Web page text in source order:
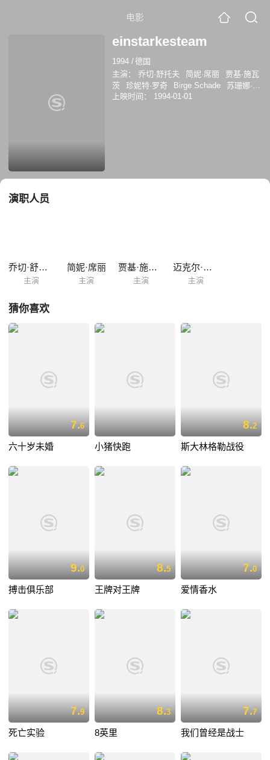
电影
einstarkesteam
1994 / 德国
主演：
乔切·舒托夫 简妮·席丽
贾基·施瓦
茨
珍妮特·罗奇 Birge Schade
苏珊娜·舍
费尔
Christian Schmidt
上映时间： 1994-01-01
演职人员
乔切·舒托夫
主演
简妮·席丽
主演
贾基·施瓦茨
主演
迈克尔·罗尔
主演
猜你喜欢
7.6
六十岁未婚 小猪快跑
8.2
斯大林格勒战役
9.0
搏击俱乐部
8.5
王牌对王牌
7.0
爱情香水
7.9
死亡实验
8.3
8英里
7.7
我们曾经是战士